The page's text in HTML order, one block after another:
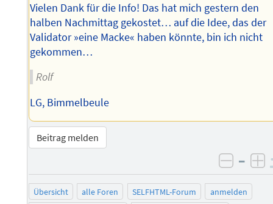
Vielen Dank für die Info! Das hat mich gestern den
halben Nachmittag gekostet… auf die Idee, das der
Validator »eine Macke« haben könnte, bin ich nicht
gekommen…
Rolf
LG, Bimmelbeule
Beitrag melden
–
Übersicht alle Foren SELFHTML-Forum
anmelden